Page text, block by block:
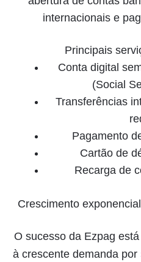
internacionais e
Principais
Conta digital
(Social
Transferências
Pagamento
Cartão de
Recarga de
Crescimento
O sucesso da Ezpag
à crescente demanda por